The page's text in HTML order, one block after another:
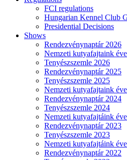
FCI regulations
Hungarian Kennel Club
Presidential Decisions
Shows
Rendezvénynaptár 2026
Nemzeti kutyafajtaink
Tenyészszemle 2026
Rendezvénynaptár 2025
Tenyészszemle 2025
Nemzeti kutyafajtaink
Rendezvénynaptár 2024
Tenyészszemle 2024
Nemzeti kutyafajtáink
Rendezvénynaptár 2023
Tenyészszemle 2023
Nemzeti kutyafajtáink
Rendezvénynaptár 2022